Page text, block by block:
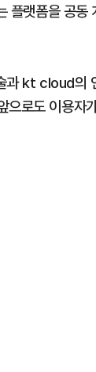
랫폼을 공동
kt cloud의
로도 이용자